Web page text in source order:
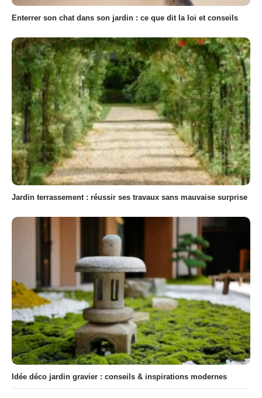
Enterrer son chat dans son jardin : ce que dit la loi et conseils
Jardin terrassement : réussir ses travaux sans mauvaise surprise
Idée déco jardin gravier : conseils & inspirations modernes